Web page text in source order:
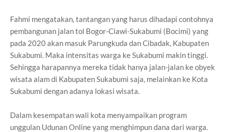
Fahmi mengatakan, tantangan yang harus dihadapi contohnya
pembangunan jalan tol Bogor-Ciawi-Sukabumi (Bocimi) yang
pada 2020 akan masuk Parungkuda dan Cibadak, Kabupaten
Sukabumi. Maka intensitas warga ke Sukabumi makin tinggi.
Sehingga harapannya mereka tidak hanya jalan-jalan ke obyek
wisata alam di Kabupaten Sukabumi saja, melainkan ke Kota
Sukabumi dengan adanya lokasi wisata.
Dalam kesempatan wali kota menyampaikan program
unggulan Udunan Online yang menghimpun dana dari warga.